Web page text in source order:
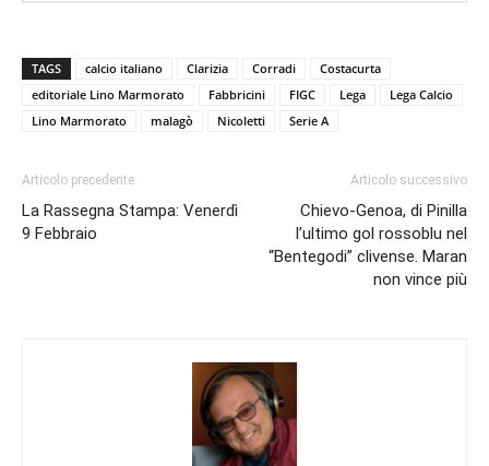
TAGS calcio italiano Clarizia Corradi
Costacurta
editoriale Lino Marmorato
Fabbricini FIGC Lega
Lega Calcio
Lino Marmorato
malagò Nicoletti Serie A
Articolo precedente
La Rassegna Stampa: Venerdì
9 Febbraio
Articolo successivo
Chievo-Genoa, di Pinilla
l’ultimo gol rossoblu nel
“Bentegodi” clivense. Maran
non vince più